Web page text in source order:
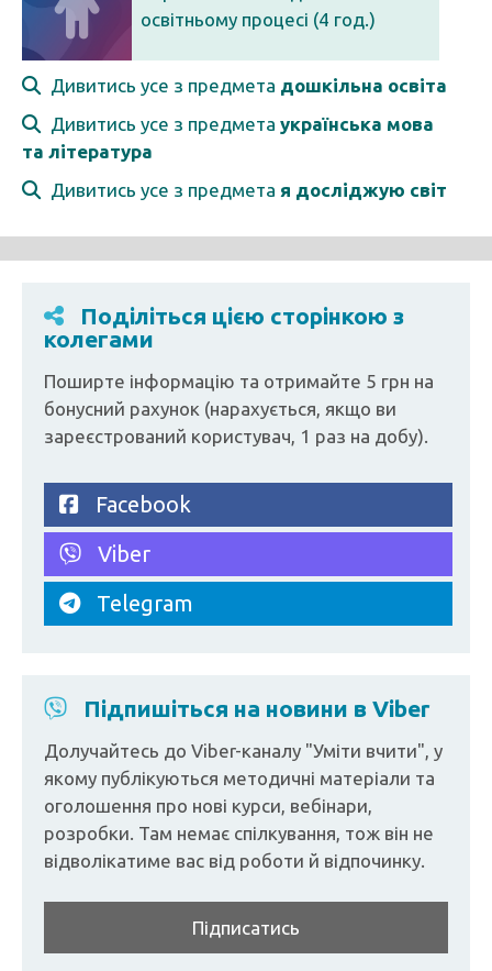
освітньому процесі (4 год.)
Дивитись усе з предмета дошкільна освіта
Дивитись усе з предмета українська мова
та література
Дивитись усе з предмета я досліджую світ
Поділіться цією сторінкою з
колегами
Поширте інформацію та отримайте 5 грн на
бонусний рахунок (нарахується, якщо ви
зареєстрований користувач, 1 раз на добу).
Facebook
Viber
Telegram
Підпишіться на новини в Viber
Долучайтесь до Viber-каналу "Уміти вчити", у
якому публікуються методичні матеріали та
оголошення про нові курси, вебінари,
розробки. Там немає спілкування, тож він не
відволікатиме вас від роботи й відпочинку.
Підписатись